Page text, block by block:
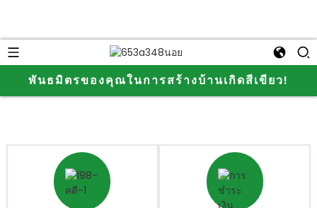
พันธมิตรของคุณในการสร้างบ้านเกิดสีเขียว!